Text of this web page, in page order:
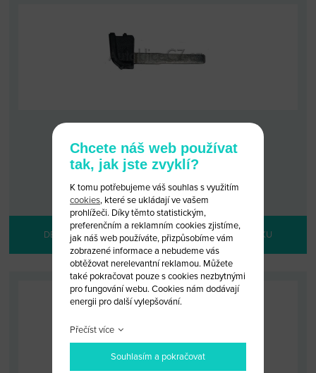
KÓD: FORD 46/52
VELKOOBCHODNÍ CENA:PO PŘIHLÁŠENÍ
DETAIL PRODUKTU PŘIDAT DO KOŠÍKU
Chcete náš web používat
tak, jak jste zvyklí?
K tomu potřebujeme váš souhlas s využitím
cookies, které se ukládají ve vašem
prohlížeči. Díky těmto statistickým,
preferenčním a reklamním cookies zjistíme,
jak náš web používáte, přizpůsobíme vám
zobrazené informace a nebudeme vás
obtěžovat nerelevantní reklamou. Můžete
také pokračovat pouze s cookies nezbytnými
pro fungování webu. Cookies nám dodávají
energii pro další vylepšování.
Přečíst více
Souhlasím a pokračovat